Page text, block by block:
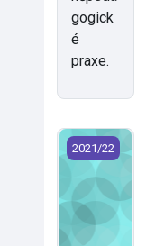
gogick
é
praxe.
KSS/VEI -
2021/22